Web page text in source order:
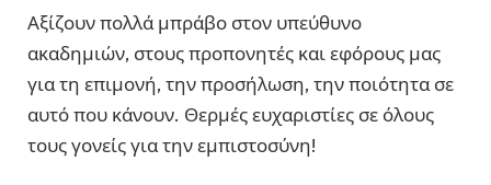
Αξίζουν πολλά μπράβο στον υπεύθυνο
ακαδημιών, στους προπονητές και εφόρους μας
για τη επιμονή, την προσήλωση, την ποιότητα σε
αυτό που κάνουν. Θερμές ευχαριστίες σε όλους
τους γονείς για την εμπιστοσύνη!